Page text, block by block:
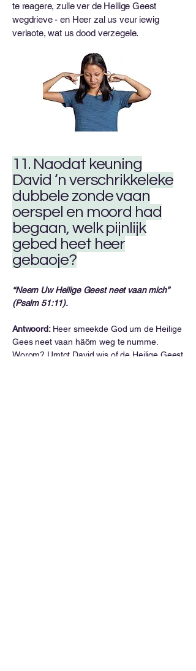
te reagere, zulle ver de Heilige Geest
wegdrieve - en Heer zal us veur iewig
verlaote, wat us dood verzegele.
11. Naodat keuning
David ‘n verschrikkeleke
dubbele zonde vaan
oerspel en moord had
begaan, welk pijnlijk
gebed heet heer
gebaoje?
“Neem Uw Heilige Geest neet vaan mich”
(Psalm 51:11).
Antwoord: Heer smeekde God um de Heilige
Gees neet vaan häöm weg te numme.
Worom? Umtot David wis of de Heilige Geest